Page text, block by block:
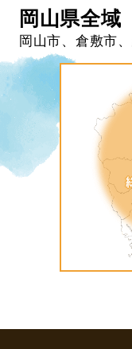
岡山県全域
岡山市、倉敷市